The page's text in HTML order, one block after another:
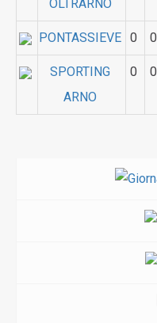
OLTRARNO
PONTASSIEVE 0 0
SPORTING
ARNO
0 0